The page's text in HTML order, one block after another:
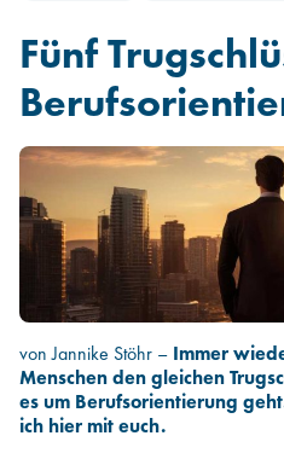
Blog
Beruf
Wie wird man WP
Infos für WP
Infos für Hochschulen
Fünf
von Jannike Stöhr – Immer
Menschen den gleichen
es um Berufsorientierung
ich hier mit euch.